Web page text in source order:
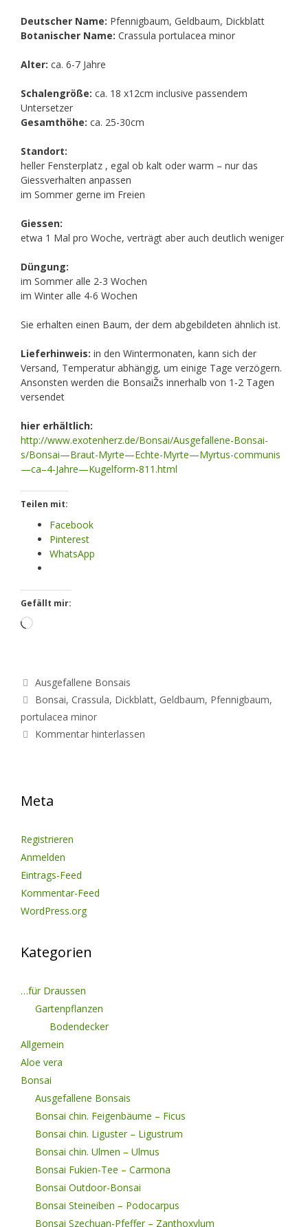
Deutscher Name: Pfennigbaum, Geldbaum, Dickblatt
Botanischer Name: Crassula portulacea minor
Alter: ca. 6-7 Jahre
Schalengröße: ca. 18 x12cm inclusive passendem
Untersetzer
Gesamthöhe: ca. 25-30cm
Standort:
heller Fensterplatz , egal ob kalt oder warm – nur das
Giessverhalten anpassen
im Sommer gerne im Freien
Giessen:
etwa 1 Mal pro Woche, verträgt aber auch deutlich weniger
Düngung:
im Sommer alle 2-3 Wochen
im Winter alle 4-6 Wochen
Sie erhalten einen Baum, der dem abgebildeten ähnlich ist.
Lieferhinweis: in den Wintermonaten, kann sich der
Versand, Temperatur abhängig, um einige Tage verzögern.
Ansonsten werden die BonsaiŽs innerhalb von 1-2 Tagen
versendet
hier erhältlich:
http://www.exotenherz.de/Bonsai/Ausgefallene-Bonsai-
s/Bonsai—Braut-Myrte—Echte-Myrte—Myrtus-communis
—ca–4-Jahre—Kugelform-811.html
Teilen mit:
Facebook
Pinterest
WhatsApp
Gefällt mir:
Loading…
Kategorien
Ausgefallene Bonsais
Schlagwörter
Bonsai, Crassula, Dickblatt, Geldbaum, Pfennigbaum,
portulacea minor
Kommentar hinterlassen
Meta
Registrieren
Anmelden
Eintrags-Feed
Kommentar-Feed
WordPress.org
Kategorien
…für Draussen
Gartenpflanzen
Bodendecker
Allgemein
Aloe vera
Bonsai
Ausgefallene Bonsais
Bonsai chin. Feigenbäume – Ficus
Bonsai chin. Liguster – Ligustrum
Bonsai chin. Ulmen – Ulmus
Bonsai Fukien-Tee – Carmona
Bonsai Outdoor-Bonsai
Bonsai Steineiben – Podocarpus
Bonsai Szechuan-Pfeffer – Zanthoxylum